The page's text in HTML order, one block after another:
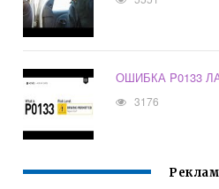
ОШИБКА P0133
3176